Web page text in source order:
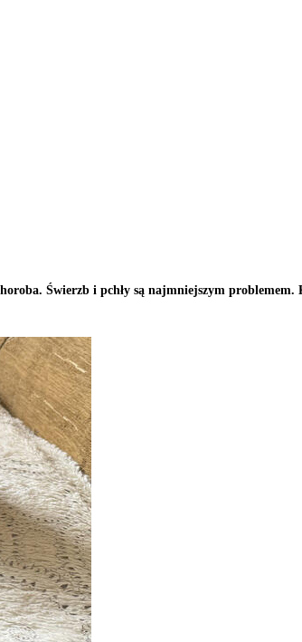
Świerzb i pchły są najmniejszym